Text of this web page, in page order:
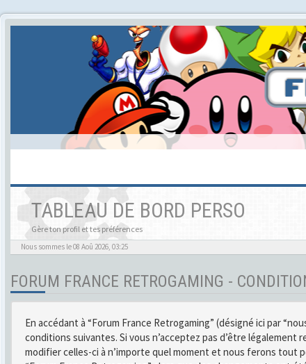
TABLEAU DE BORD PERSO
Gère ton profil et tes préférences
Nous sommes le 08 Aoû 2026, 03:25
FORUM FRANCE RETROGAMING -
En accédant à “Forum France Retrogaming” (désigné ici par
conditions suivantes. Si vous n’acceptez pas d’être légalement
modifier celles-ci à n’importe quel moment et nous ferons tout